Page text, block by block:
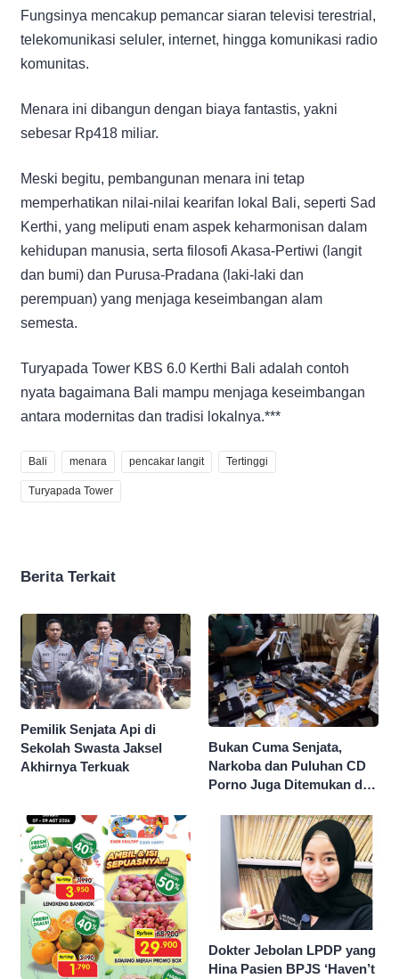
Fungsinya mencakup pemancar siaran televisi terestrial,
telekomunikasi seluler, internet, hingga komunikasi radio
komunitas.
Menara ini dibangun dengan biaya fantastis, yakni
sebesar Rp418 miliar.
Meski begitu, pembangunan menara ini tetap
memperhatikan nilai-nilai kearifan lokal Bali, seperti Sad
Kerthi, yang meliputi enam aspek keharmonisan dalam
kehidupan manusia, serta filosofi Akasa-Pertiwi (langit
dan bumi) dan Purusa-Pradana (laki-laki dan
perempuan) yang menjaga keseimbangan alam
semesta.
Turyapada Tower KBS 6.0 Kerthi Bali adalah contoh
nyata bagaimana Bali mampu menjaga keseimbangan
antara modernitas dan tradisi lokalnya.***
Bali menara pencakar langit Tertinggi
Turyapada Tower
Berita Terkait
Pemilik Senjata Api di
Sekolah Swasta Jaksel
Akhirnya Terkuak
Bukan Cuma Senjata,
Narkoba dan Puluhan CD
Porno Juga Ditemukan di
Dokter Jebolan LPDP yang
Hina Pasien BPJS ‘Haven’t